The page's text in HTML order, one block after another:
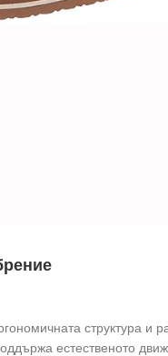
структура и
естественото